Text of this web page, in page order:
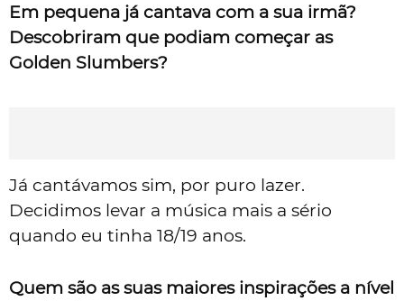
Em pequena já cantava com a sua irmã?
Descobriram que podiam começar as
Golden Slumbers?
Já cantávamos sim, por puro lazer.
Decidimos levar a música mais a sério
quando eu tinha 18/19 anos.
Quem são as suas maiores inspirações a nível